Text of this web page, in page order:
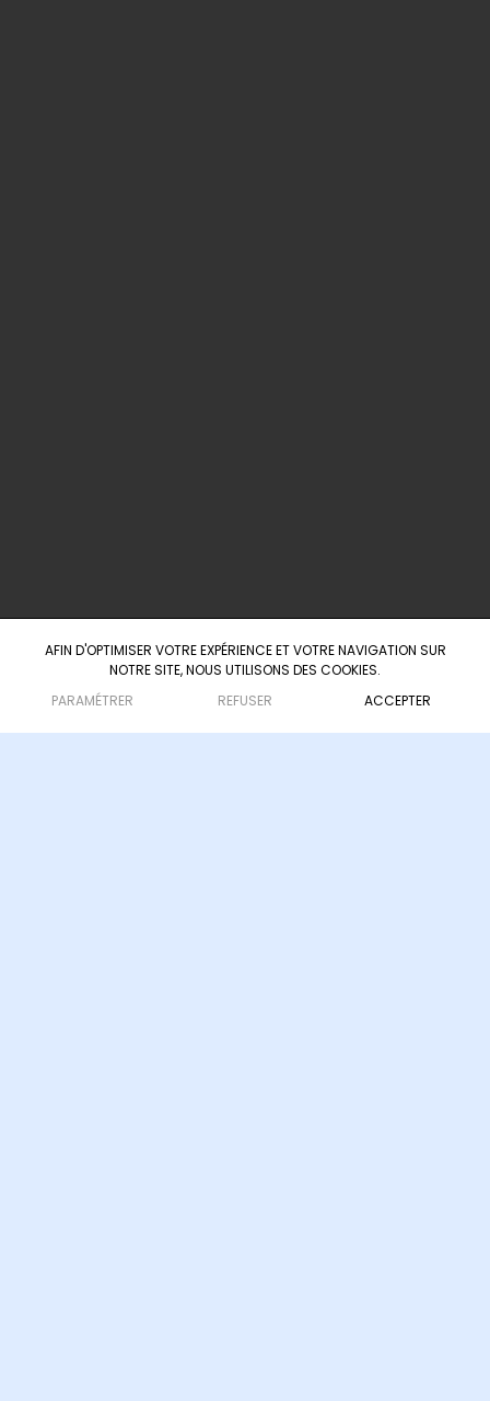
AFIN D'OPTIMISER VOTRE EXPÉRIENCE ET VOTRE NAVIGATION SUR
NOTRE SITE, NOUS UTILISONS DES COOKIES.
PARAMÉTRER
REFUSER ACCEPTER
Agence d'ingénierie culturelle & touristique
— depuis 2008